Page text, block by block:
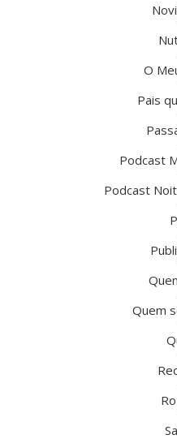
O
Pais
Podcast
Podcast
Quem